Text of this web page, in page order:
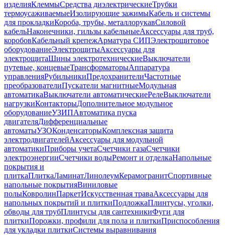
изделияКлеммыСредства диэлектрическиеТрубки
термоусаживаемыеИзолирующие зажимыКабель и системы
для прокладкиКороба, трубы, металлорукавСиловой
кабельНаконечники, гильзы кабельныеАксессуары для труб,
коробовКабельный крепежАрматура СИПЭлектрощитовое
оборудованиеЭлектрощитыАксессуары для
электрощитаШины электротехническиеВыключатели
путевые, концевыеТрансформаторыАппаратура
управленияРубильникиПредохранителиЧастотные
преобразователиПускатели магнитныеМодульная
автоматикаВыключатели автоматическиеРелеВыключатели
нагрузкиКонтакторыДополнительное модульное
оборудованиеУЗИПАвтоматика пуска
двигателяДифференциальные
автоматыУЗОКонденсаторыКомплексная защита
электродвигателейАксессуары для модульной
автоматикиПриборы учетаСчетчики газаСчетчики
электроэнергииСчетчики водыРемонт и отделкаНапольные
покрытия и
плиткаПлиткаЛаминатЛинолеумКерамогранитСпортивные
напольные покрытияВиниловые
полыКовролинПаркетИскусственная траваАксессуары для
напольных покрытий и плиткиПодложкаПлинтусы, уголки,
обводы для трубПлинтусы для сантехникиФуги для
плиткиПорожки, профили для пола и плиткиПриспособления
для укладки плиткиСистемы выравнивания